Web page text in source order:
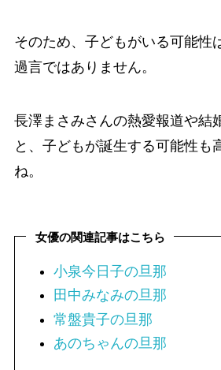
そのため、子どもがいる可能性
過言ではありません。
長澤まさみさんの熱愛報道や結
と、子どもが誕生する可能性も
ね。
女優の関連記事はこちら
小泉今日子の旦那
田中みなみの旦那
常盤貴子の旦那
あのちゃんの旦那